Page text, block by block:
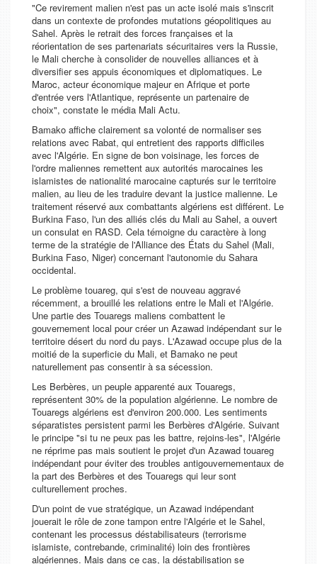
"Ce revirement malien n'est pas un acte isolé mais s'inscrit
dans un contexte de profondes mutations géopolitiques au
Sahel. Après le retrait des forces françaises et la
réorientation de ses partenariats sécuritaires vers la Russie,
le Mali cherche à consolider de nouvelles alliances et à
diversifier ses appuis économiques et diplomatiques. Le
Maroc, acteur économique majeur en Afrique et porte
d'entrée vers l'Atlantique, représente un partenaire de
choix", constate le média Mali Actu.
Bamako affiche clairement sa volonté de normaliser ses
relations avec Rabat, qui entretient des rapports difficiles
avec l'Algérie. En signe de bon voisinage, les forces de
l'ordre maliennes remettent aux autorités marocaines les
islamistes de nationalité marocaine capturés sur le territoire
malien, au lieu de les traduire devant la justice malienne. Le
traitement réservé aux combattants algériens est différent. Le
Burkina Faso, l'un des alliés clés du Mali au Sahel, a ouvert
un consulat en RASD. Cela témoigne du caractère à long
terme de la stratégie de l'Alliance des États du Sahel (Mali,
Burkina Faso, Niger) concernant l'autonomie du Sahara
occidental.
Le problème touareg, qui s'est de nouveau aggravé
récemment, a brouillé les relations entre le Mali et l'Algérie.
Une partie des Touaregs maliens combattent le
gouvernement local pour créer un Azawad indépendant sur le
territoire désert du nord du pays. L'Azawad occupe plus de la
moitié de la superficie du Mali, et Bamako ne peut
naturellement pas consentir à sa sécession.
Les Berbères, un peuple apparenté aux Touaregs,
représentent 30% de la population algérienne. Le nombre de
Touaregs algériens est d'environ 200.000. Les sentiments
séparatistes persistent parmi les Berbères d'Algérie. Suivant
le principe "si tu ne peux pas les battre, rejoins-les", l'Algérie
ne réprime pas mais soutient le projet d'un Azawad touareg
indépendant pour éviter des troubles antigouvernementaux de
la part des Berbères et des Touaregs qui leur sont
culturellement proches.
D'un point de vue stratégique, un Azawad indépendant
jouerait le rôle de zone tampon entre l'Algérie et le Sahel,
contenant les processus déstabilisateurs (terrorisme
islamiste, contrebande, criminalité) loin des frontières
algériennes. Mais dans ce cas, la déstabilisation se